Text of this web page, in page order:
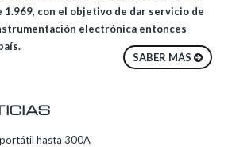
1.969, con el objetivo de dar servicio de
electrónica entonces
SABER MÁS
hasta 300A